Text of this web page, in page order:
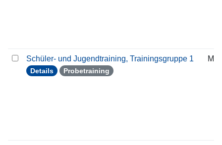
Schüler- und Jugendtraining, Trainingsgruppe 1
Details Probetraining